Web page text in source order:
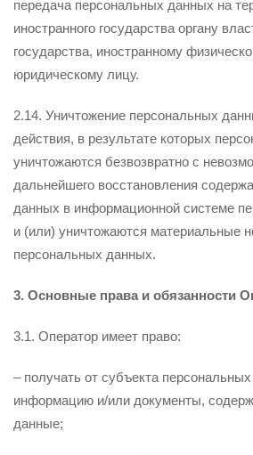
передача персональных данных на
иностранного государства органу
государства, иностранному
юридическому лицу.
2.14. Уничтожение персональных
действия, в результате которых
уничтожаются безвозвратно с
дальнейшего восстановления
данных в информационной системе
и (или) уничтожаются материальные
персональных данных.
3. Основные права и обязанности
3.1. Оператор имеет право:
– получать от субъекта
информацию и/или документы,
данные;